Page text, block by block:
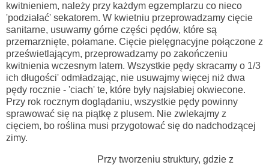
kwitnieniem, należy przy każdym egzemplarzu co nieco
'podziałać' sekatorem. W kwietniu przeprowadzamy cięcie
sanitarne, usuwamy górne części pędów, które są
przemarznięte, połamane. Cięcie pielęgnacyjne połączone z
prześwietlającym, przeprowadzamy po zakończeniu
kwitnienia wczesnym latem. Wszystkie pędy skracamy o 1/3
ich długości' odmładzając, nie usuwajmy więcej niż dwa
pędy rocznie - 'ciach' te, które były najsłabiej okwiecone.
Przy rok rocznym doglądaniu, wszystkie pędy powinny
sprawować się na piątkę z plusem. Nie zwlekajmy z
cięciem, bo roślina musi przygotować się do nadchodzącej
zimy.
Przy tworzeniu struktury, gdzie z